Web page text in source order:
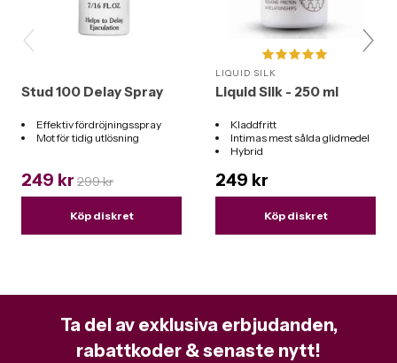
Stud 100 Delay Spray
Effektiv fördröjningsspray
Mot för tidig utlösning
249 kr 299 kr
Köp diskret
LIQUID SILK
Liquid Silk - 250 ml
Kladdfritt
Intimas mest sålda glidmedel
Hybrid
249 kr
Köp diskret
Ta del av exklusiva erbjudanden,
rabattkoder & senaste nytt!